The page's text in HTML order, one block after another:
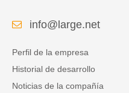
info@large.net
Perfil de la empresa
Historial de desarrollo
Noticias de la compañía